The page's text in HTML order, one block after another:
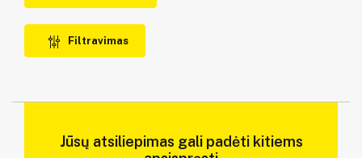
Filtravimas
Jūsų atsiliepimas gali padėti kitiems